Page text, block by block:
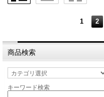
1 2
商品検索
キーワード検索